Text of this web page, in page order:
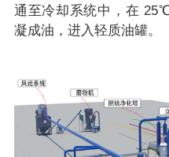
通至冷却系统中，在
凝成油，进入轻质油罐。